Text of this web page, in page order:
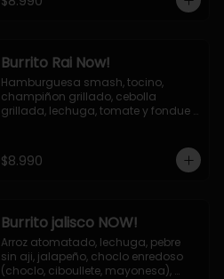
Burrito Rai Now!
Hamburguesa smash, tocino,
champiñon grillado, cebolla
grillada, lechuga, tomate y fondue
$8.990
Burrito jalisco NOW!
Arroz atomatado, lechuga, pebre
sin aji, jalapeño, choclo enredoso
(choclo, ciboullete, mayonesa),